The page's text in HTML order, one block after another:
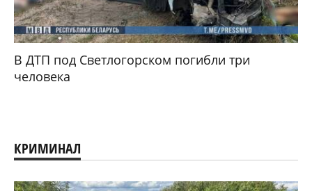
В ДТП под Светлогорском погибли три
человека
КРИМИНАЛ